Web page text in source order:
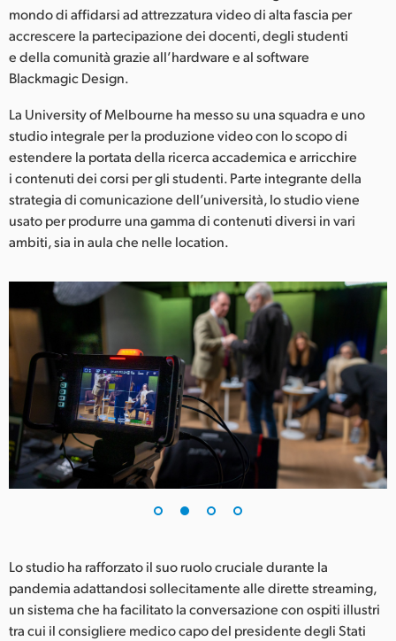
Malaysia
Netherlands
New Zealand
Norway
Poland
Portugal
Singapore
Spain
Sweden
Chinese Taipei
Turkey
UAE
United States
mondo di affidarsi ad attrezzatura video di alta fascia per
accrescere la partecipazione dei docenti, degli studenti
e della comunità grazie all’hardware e al software
Blackmagic Design.
La University of Melbourne ha messo su una squadra e uno
studio integrale per la produzione video con lo scopo di
estendere la portata della ricerca accademica e arricchire
i contenuti dei corsi per gli studenti. Parte integrante della
strategia di comunicazione dell’università, lo studio viene
usato per produrre una gamma di contenuti diversi in vari
ambiti, sia in aula che nelle location.
Lo studio ha rafforzato il suo ruolo cruciale durante la
pandemia adattandosi sollecitamente alle dirette streaming,
un sistema che ha facilitato la conversazione con ospiti illustri
tra cui il consigliere medico capo del presidente degli Stati